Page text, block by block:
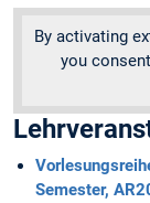
By activating
you
Semester,